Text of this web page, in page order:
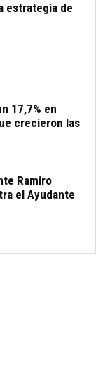
estrategia de
17,7% en
crecieron las
Ramiro
el Ayudante